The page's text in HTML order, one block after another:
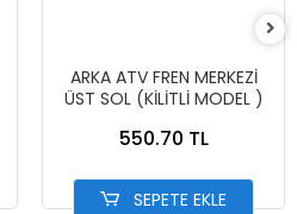
ARKA ATV FREN MERKEZİ
ÜST SOL (KİLİTLİ MODEL )
550.70 TL
SEPETE EKLE